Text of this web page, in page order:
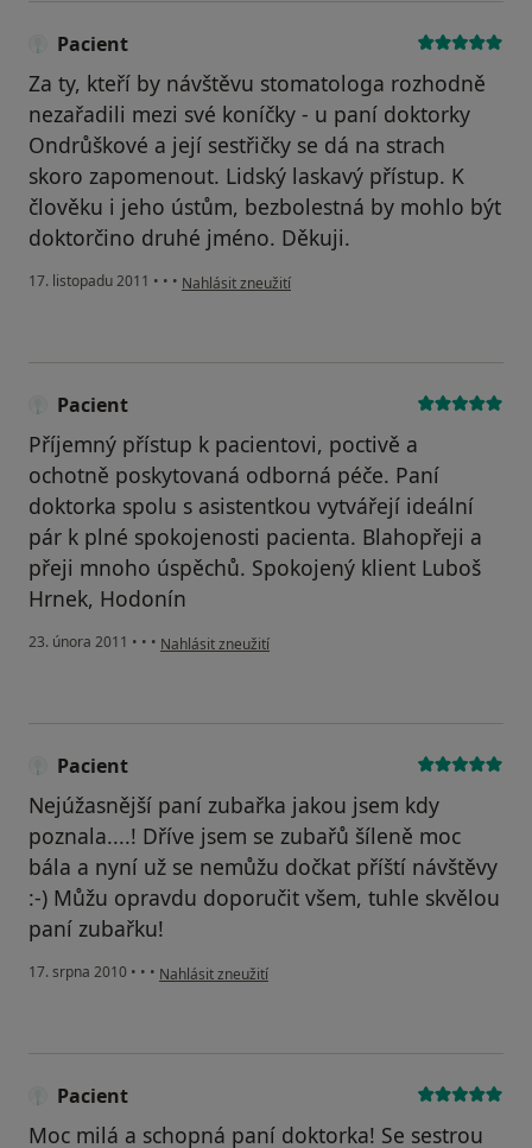
Pacient
Za ty, kteří by návštěvu stomatologa rozhodně
nezařadili mezi své koníčky - u paní doktorky
Ondrůškové a její sestřičky se dá na strach
skoro zapomenout. Lidský laskavý přístup. K
člověku i jeho ústům, bezbolestná by mohlo být
doktorčino druhé jméno. Děkuji.
17. listopadu 2011 • • • podle názoru uživatele Pacient
Nahlásit zneužití
Pacient
Příjemný přístup k pacientovi, poctivě a
ochotně poskytovaná odborná péče. Paní
doktorka spolu s asistentkou vytvářejí ideální
pár k plné spokojenosti pacienta. Blahopřeji a
přeji mnoho úspěchů. Spokojený klient Luboš
Hrnek, Hodonín
23. února 2011 • • • podle názoru uživatele Pacient
Nahlásit zneužití
Pacient
Nejúžasnější paní zubařka jakou jsem kdy
poznala....! Dříve jsem se zubařů šíleně moc
bála a nyní už se nemůžu dočkat příští návštěvy
:-) Můžu opravdu doporučit všem, tuhle skvělou
paní zubařku!
17. srpna 2010 • • • podle názoru uživatele Pacient
Nahlásit zneužití
Pacient
Moc milá a schopná paní doktorka! Se sestrou